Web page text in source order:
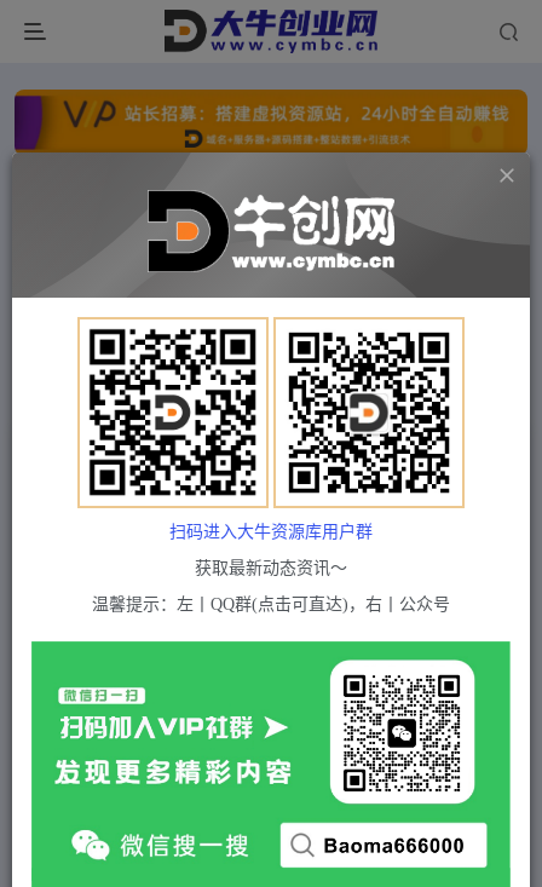
点击开通分站+ 每日收入300+
文字广告火爆招租 文字广告火爆招租
文字广告火爆招租
文字广告火爆招租 文字广告火爆招租
付费项目 中创网 正文
（5332期）【引流必备】最新网易云音乐全功能引
流脚本 解放双手自动引流【脚本+教程】
5 积分
黄金会员 2 超级会员(永久VIP) 免费
站长QQ：1970819299
付费资源
扫码进入大牛资源库用户群
获取最新动态资讯～
温馨提示：左丨QQ群(点击可直达)，右丨公众号